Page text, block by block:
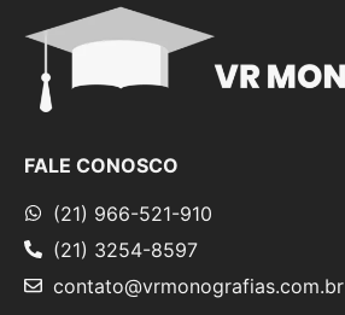
FALE CONOSCO
(21) 966-521-910
(21) 3254-8597
contato@vrmonografias.com.br